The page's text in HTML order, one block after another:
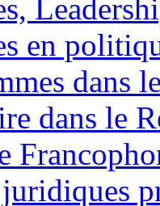
en
dans
dans le